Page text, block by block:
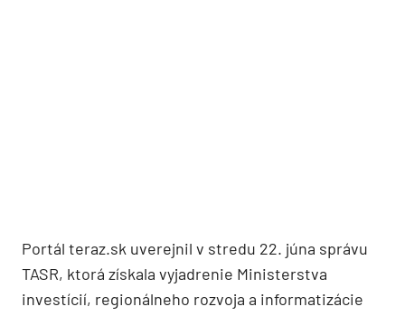
Portál teraz.sk uverejnil v stredu 22. júna správu
TASR, ktorá získala vyjadrenie Ministerstva
investícií, regionálneho rozvoja a informatizácie